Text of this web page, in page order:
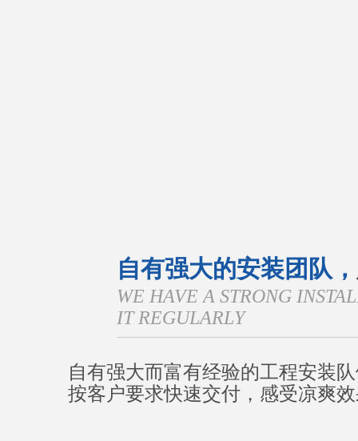
自有强大的安装团队，
WE HAVE A STRONG
IT REGULARLY
自有强大而富有经验的工程安装
按客户要求快速交付，感受凉爽